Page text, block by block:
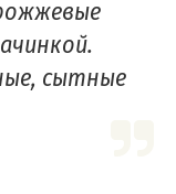
сытные